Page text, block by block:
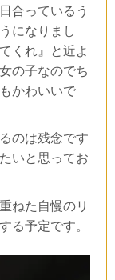
合っているう
になりまし
くれ』と近よ
の子なのでち
かわいいで
のは残念です
いと思ってお
ねた自慢のリ
る予定です。